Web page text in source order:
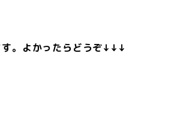
。よかったらどうぞ↓↓↓